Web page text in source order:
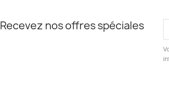
Recevez nos offres spéciales